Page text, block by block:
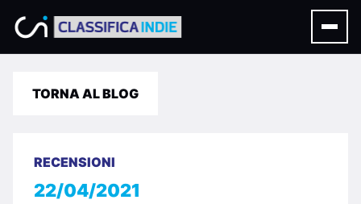
TORNA AL BLOG
RECENSIONI
22/04/2021